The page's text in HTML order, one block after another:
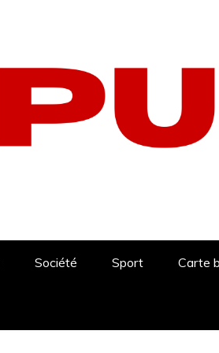
Société Sport Carte